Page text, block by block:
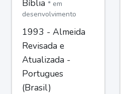
Bíblia * em
desenvolvimento
1993 - Almeida
Revisada e
Atualizada -
Portugues
(Brasil)